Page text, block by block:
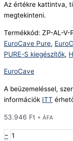
Az értékre kattintva,
megtekinteni.
Termékkód: ZP-AL-V-
EuroCave Pure,
PURE-S kiegészítők,
EuroCave
A beüzemeléssel,
információk ITT
53.946 Ft + ÁFA
-